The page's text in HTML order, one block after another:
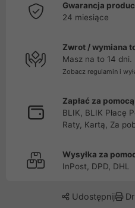
Gwarancja
24 miesiące
Zwrot / wymiana
Masz na to 14 dni.
Zobacz regulamin i
Zapłać za pomocą
BLIK, BLIK Płacę
Raty, Kartą, Za
Wysyłka za
InPost, DPD, DHL
Udostępnij